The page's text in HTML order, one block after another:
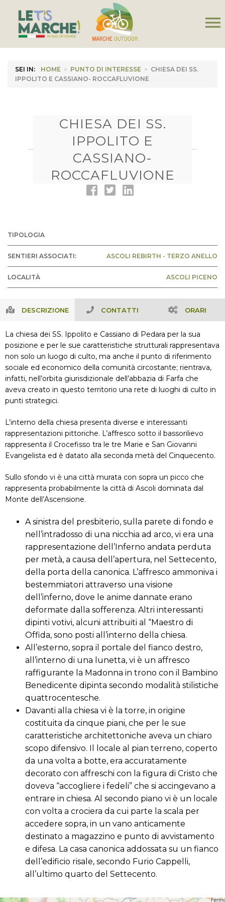
menu
SEI IN: HOME > PUNTO DI INTERESSE > CHIESA DEI SS.
IPPOLITO E CASSIANO- ROCCAFLUVIONE
CHIESA DEI SS.
IPPOLITO E
CASSIANO-
ROCCAFLUVIONE
TIPOLOGIA
SENTIERI ASSOCIATI: ASCOLI REBIRTH - TERZO ANELLO
LOCALITÀ ASCOLI PICENO
DESCRIZIONE CONTATTI ORARI
La chiesa dei SS. Ippolito e Cassiano di Pedara per la sua
posizione e per le sue caratteristiche strutturali rappresentava
non solo un luogo di culto, ma anche il punto di riferimento
sociale ed economico della comunità circostante; rientrava,
infatti, nell’orbita giurisdizionale dell’abbazia di Farfa che
aveva creato in questo territorio una rete di luoghi di culto in
punti strategici.
L’interno della chiesa presenta diverse e interessanti
rappresentazioni pittoriche. L’affresco sotto il bassorilievo
rappresenta il Crocefisso tra le tre Marie e San Giovanni
Evangelista ed è datato alla seconda metà del Cinquecento.
Sullo sfondo vi è una città murata con sopra un picco che
rappresenta probabilmente la città di Ascoli dominata dal
Monte dell’Ascensione.
A sinistra del presbiterio, sulla parete di fondo e
nell’intradosso di una nicchia ad arco, vi era una
rappresentazione dell’Inferno andata perduta
per metà, a causa dell’apertura, nel Settecento,
della porta della canonica. L’affresco ammoniva i
bestemmiatori attraverso una visione
dell’inferno, dove le anime dannate erano
deformate dalla sofferenza. Altri interessanti
dipinti votivi, alcuni attribuiti al “Maestro di
Offida, sono posti all’interno della chiesa.
All’esterno, sopra il portale del fianco destro,
all’interno di una lunetta, vi è un affresco
raffigurante la Madonna in trono con il Bambino
Benedicente dipinta secondo modalità stilistiche
quattrocentesche.
Davanti alla chiesa vi è la torre, in origine
costituita da cinque piani, che per le sue
caratteristiche architettoniche aveva un chiaro
scopo difensivo. Il locale al pian terreno, coperto
da una volta a botte, era accuratamente
decorato con affreschi con la figura di Cristo che
doveva “accogliere i fedeli” che si accingevano a
entrare in chiesa. Al secondo piano vi è un locale
con volta a crociera da cui parte la scala per
accedere sopra, in un vano anticamente
destinato a magazzino e punto di avvistamento
e difesa. La casa canonica addossata su un fianco
dell’edificio risale, secondo Furio Cappelli,
all’ultimo quarto del Settecento.